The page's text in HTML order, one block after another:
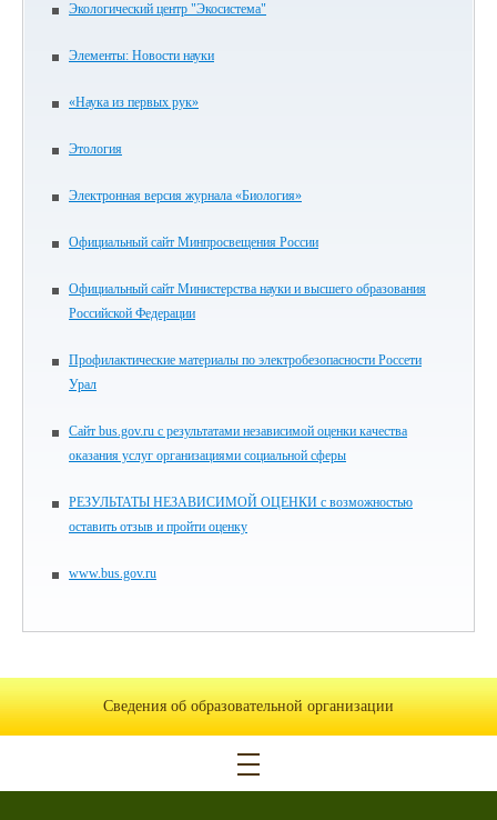
Экологический центр "Экосистема"
Элементы: Новости науки
«Наука из первых рук»
Этология
Электронная версия журнала «Биология»
Официальный сайт Минпросвещения России
Официальный сайт Министерства науки и высшего образования
Российской Федерации
Профилактические материалы по электробезопасности Россети
Урал
Сайт bus.gov.ru с результатами независимой оценки качества
оказания услуг организациями социальной сферы
РЕЗУЛЬТАТЫ НЕЗАВИСИМОЙ ОЦЕНКИ с возможностью
оставить отзыв и пройти оценку
www.bus.gov.ru
Сведения об образовательной организации